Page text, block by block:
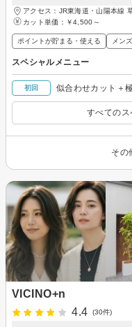
アクセス：JR東海道・山陽本線
カット単価： ￥4,500～
ポイントが貯まる・使える メン
スペシャルメニュー
初回 似合わせカット＋
すべてのス
その
VICINO+n
4.4
(30件)